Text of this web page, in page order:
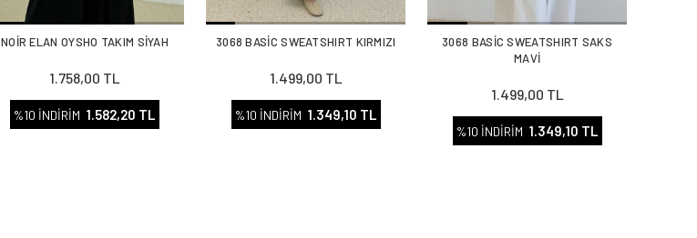
NOİR ELAN OYSHO TAKIM SİYAH
1.758,00 TL
%10 İNDİRİM 1.582,20 TL
3068 BASİC SWEATSHIRT KIRMIZI
1.499,00 TL
%10 İNDİRİM 1.349,10 TL
3068 BASİC SWEATSHIRT SAKS
MAVİ
1.499,00 TL
%10 İNDİRİM 1.349,10 TL